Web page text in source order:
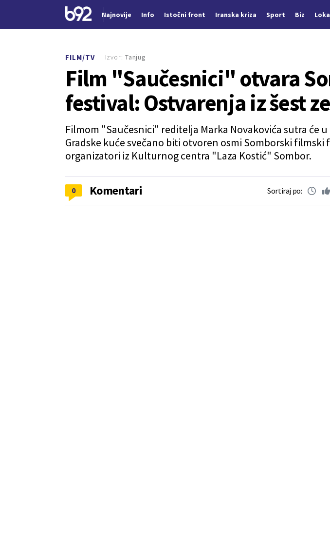
Najnovije Info Istočni front Iranska kriza Sport Biz
FILM/TV
Film "Saučesnici" otvara
festival: Ostvarenja iz šest
Filmom "Saučesnici" reditelja Marka Novakovića sutra će
Gradske kuće svečano biti otvoren osmi Somborski filmski
organizatori iz Kulturnog centra "Laza Kostić" Sombor.
Izvor: Tanjug
0 Komentari Sortiraj po: